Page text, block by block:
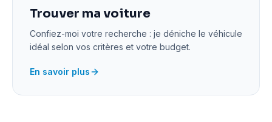
Trouver ma voiture
Confiez-moi votre recherche : je déniche le véhicule
idéal selon vos critères et votre budget.
En savoir plus